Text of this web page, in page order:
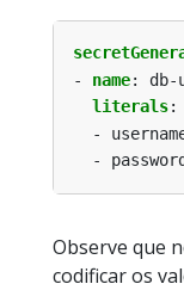
- name:
db-
literals:
-
-
Observe que
codificar os